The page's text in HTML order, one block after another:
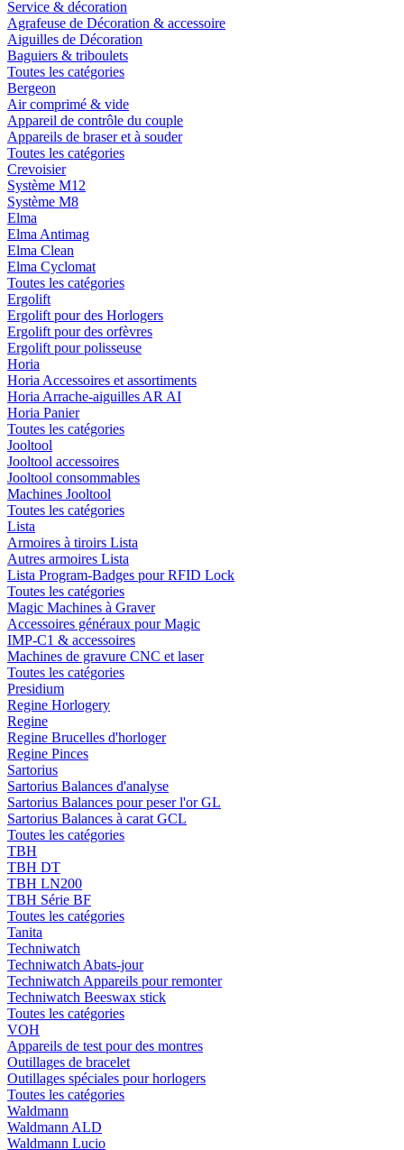
Service & décoration
Agrafeuse de Décoration & accessoire
Aiguilles de Décoration
Baguiers & triboulets
Toutes les catégories
Bergeon
Air comprimé & vide
Appareil de contrôle du couple
Appareils de braser et à souder
Toutes les catégories
Crevoisier
Système M12
Système M8
Elma
Elma Antimag
Elma Clean
Elma Cyclomat
Toutes les catégories
Ergolift
Ergolift pour des Horlogers
Ergolift pour des orfèvres
Ergolift pour polisseuse
Horia
Horia Accessoires et assortiments
Horia Arrache-aiguilles AR AI
Horia Panier
Toutes les catégories
Jooltool
Jooltool accessoires
Jooltool consommables
Machines Jooltool
Toutes les catégories
Lista
Armoires à tiroirs Lista
Autres armoires Lista
Lista Program-Badges pour RFID Lock
Toutes les catégories
Magic Machines à Graver
Accessoires généraux pour Magic
IMP-C1 & accessoires
Machines de gravure CNC et laser
Toutes les catégories
Presidium
Regine Horlogery
Regine
Regine Brucelles d'horloger
Regine Pinces
Sartorius
Sartorius Balances d'analyse
Sartorius Balances pour peser l'or GL
Sartorius Balances à carat GCL
Toutes les catégories
TBH
TBH DT
TBH LN200
TBH Série BF
Toutes les catégories
Tanita
Techniwatch
Techniwatch Abats-jour
Techniwatch Appareils pour remonter
Techniwatch Beeswax stick
Toutes les catégories
VOH
Appareils de test pour des montres
Outillages de bracelet
Outillages spéciales pour horlogers
Toutes les catégories
Waldmann
Waldmann ALD
Waldmann Lucio